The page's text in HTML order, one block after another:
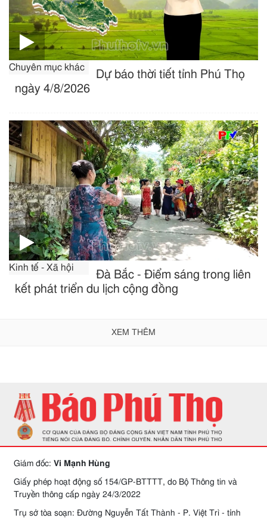
Chuyên mục khác
Dự báo thời tiết tỉnh Phú Thọ
ngày 4/8/2026
Kinh tế - Xã hội
Đà Bắc - Điểm sáng trong liên
kết phát triển du lịch cộng đồng
XEM THÊM
Giám đốc: Vi Mạnh Hùng
Giấy phép hoạt động số 154/GP-BTTTT, do Bộ Thông tin và
Truyền thông cấp ngày 24/3/2022
Trụ sở tòa soạn: Đường Nguyễn Tất Thành - P. Việt Trì - tỉnh